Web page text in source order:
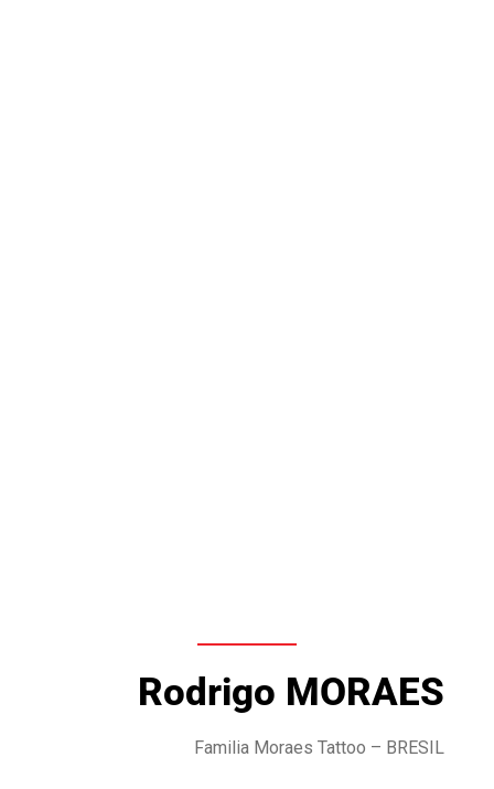
Rodrigo MORAES
Familia Moraes Tattoo – BRESIL